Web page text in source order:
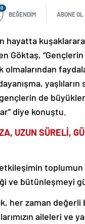
0
BEĞENDİM ABONE OL
hayatta
Göktaş,
olmalarından
de
diye konuştu.
UZUN SÜRELİ,
toplumun
ve bütünleşmeyi
her zaman
aileleri ve